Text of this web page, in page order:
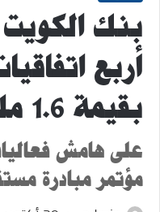
بنك
أربع
بقيمة 1.6 مليار دولار
على هامش
مؤتمر مبادرة